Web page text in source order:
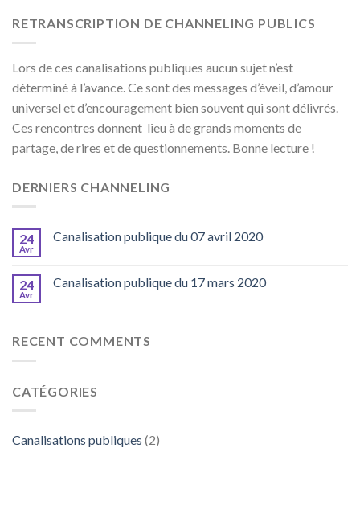
RETRANSCRIPTION DE CHANNELING PUBLICS
Lors de ces canalisations publiques aucun sujet n’est
déterminé à l’avance. Ce sont des messages d’éveil, d’amour
universel et d’encouragement bien souvent qui sont délivrés.
Ces rencontres donnent lieu à de grands moments de
partage, de rires et de questionnements. Bonne lecture !
DERNIERS CHANNELING
24
Avr
Canalisation publique du 07 avril 2020
24
Avr
Canalisation publique du 17 mars 2020
RECENT COMMENTS
CATÉGORIES
Canalisations publiques (2)